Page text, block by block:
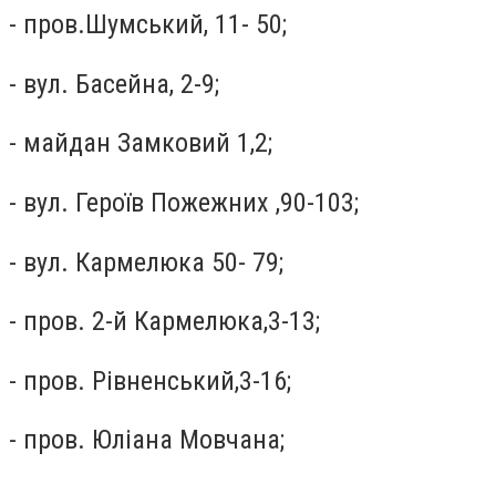
- пров.Шумський, 11- 50;
- вул. Басейна, 2-9;
- майдан Замковий 1,2;
- вул. Героїв Пожежних ,90-103;
- вул. Кармелюка 50- 79;
- пров. 2-й Кармелюка,3-13;
- пров. Рівненський,3-16;
- пров. Юліана Мовчана;